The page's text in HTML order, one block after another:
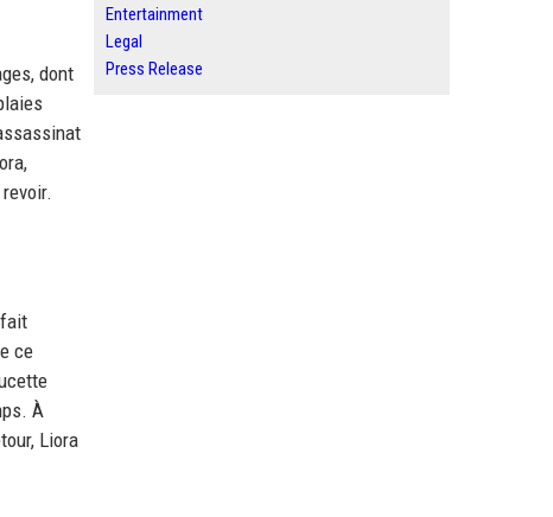
dont
ce
À
Liora
Entertainment
Legal
Press Release